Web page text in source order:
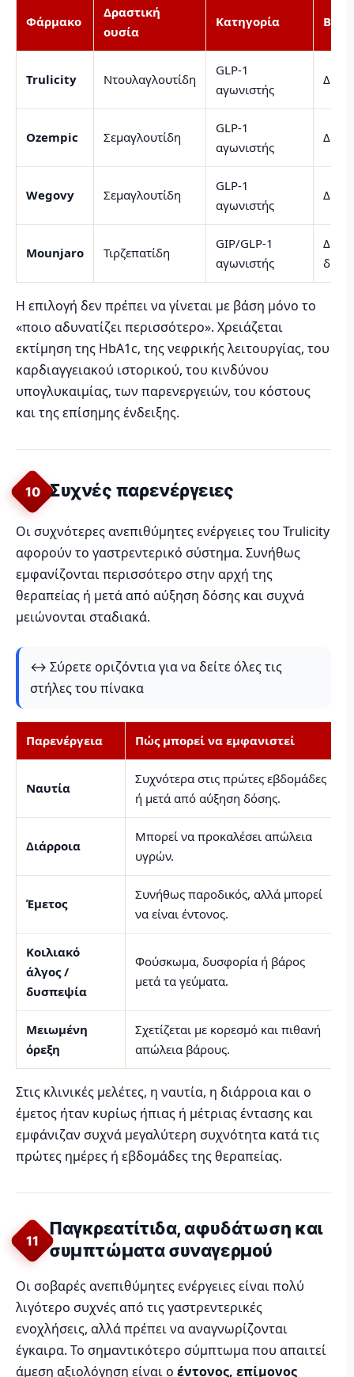
Φάρμακο
Δραστική
ουσία
Κατηγορία
Trulicity Ντουλαγλουτίδη
GLP-1
αγωνιστής
Ozempic Σεμαγλουτίδη
GLP-1
αγωνιστής
Wegovy Σεμαγλουτίδη
GLP-1
αγωνιστής
Mounjaro Τιρζεπατίδη
GIP/GLP-1
αγωνιστής
Η επιλογή δεν πρέπει να γίνεται με βάση μόνο το
«ποιο αδυνατίζει περισσότερο». Χρειάζεται
εκτίμηση της HbA1c, της νεφρικής λειτουργίας, του
καρδιαγγειακού ιστορικού, του κινδύνου
υπογλυκαιμίας, των παρενεργειών, του κόστους
και της επίσημης ένδειξης.
10 Συχνές παρενέργειες
Οι συχνότερες ανεπιθύμητες ενέργειες του Trulicity
αφορούν το γαστρεντερικό σύστημα. Συνήθως
εμφανίζονται περισσότερο στην αρχή της
θεραπείας ή μετά από αύξηση δόσης και συχνά
μειώνονται σταδιακά.
↔️ Σύρετε οριζόντια για να δείτε όλες τις
στήλες του πίνακα
Παρενέργεια Πώς μπορεί να εμφανιστεί
Ναυτία
Συχνότερα στις πρώτες εβδομάδες
ή μετά από αύξηση δόσης.
Διάρροια
Μπορεί να προκαλέσει απώλεια
υγρών.
Έμετος
Συνήθως παροδικός, αλλά μπορεί
να είναι έντονος.
Κοιλιακό
άλγος /
δυσπεψία
Φούσκωμα, δυσφορία ή βάρος
μετά τα γεύματα.
Μειωμένη
όρεξη
Σχετίζεται με κορεσμό και πιθανή
απώλεια βάρους.
Στις κλινικές μελέτες, η ναυτία, η διάρροια και ο
έμετος ήταν κυρίως ήπιας ή μέτριας έντασης και
εμφάνιζαν συχνά μεγαλύτερη συχνότητα κατά τις
πρώτες ημέρες ή εβδομάδες της θεραπείας.
11
Παγκρεατίτιδα, αφυδάτωση και
συμπτώματα συναγερμού
Οι σοβαρές ανεπιθύμητες ενέργειες είναι πολύ
λιγότερο συχνές από τις γαστρεντερικές
ενοχλήσεις, αλλά πρέπει να αναγνωρίζονται
έγκαιρα. Το σημαντικότερο σύμπτωμα που απαιτεί
άμεση αξιολόγηση είναι ο έντονος, επίμονος